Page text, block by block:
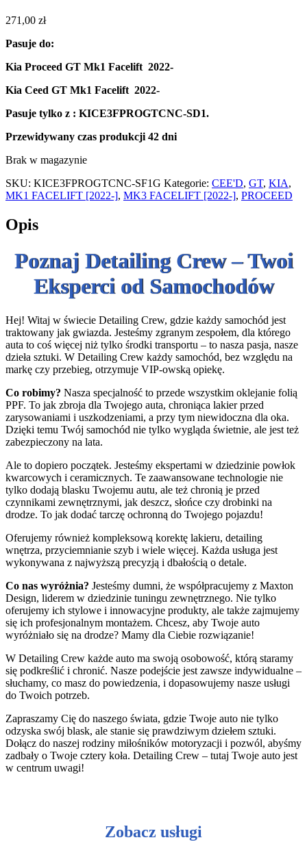
271,00 zł
Pasuje do:
Kia Proceed GT Mk1 Facelift 2022-
Kia Ceed GT Mk1 Facelift 2022-
Pasuje tylko z : KICE3FPROGTCNC-SD1.
Przewidywany czas produkcji 42 dni
Brak w magazynie
SKU: KICE3FPROGTCNC-SF1G Kategorie: CEE'D, GT, KIA,
MK1 FACELIFT [2022-], MK3 FACELIFT [2022-], PROCEED
Opis
Poznaj Detailing Crew – Twoi
Eksperci od Samochodów
Hej! Witaj w świecie Detailing Crew, gdzie każdy samochód jest
traktowany jak gwiazda. Jesteśmy zgranym zespołem, dla którego
auta to coś więcej niż tylko środki transportu – to nasza pasja, nasze
dzieła sztuki. W Detailing Crew każdy samochód, bez względu na
markę czy przebieg, otrzymuje VIP-owską opiekę.
Co robimy? Nasza specjalność to przede wszystkim oklejanie folią
PPF. To jak zbroja dla Twojego auta, chroniąca lakier przed
zarysowaniami i uszkodzeniami, a przy tym niewidoczna dla oka.
Dzięki temu Twój samochód nie tylko wygląda świetnie, ale jest też
zabezpieczony na lata.
Ale to dopiero początek. Jesteśmy ekspertami w dziedzinie powłok
kwarcowych i ceramicznych. Te zaawansowane technologie nie
tylko dodają blasku Twojemu autu, ale też chronią je przed
czynnikami zewnętrznymi, jak deszcz, słońce czy drobinki na
drodze. To jak dodać tarczę ochronną do Twojego pojazdu!
Oferujemy również kompleksową korektę lakieru, detailing
wnętrza, przyciemnianie szyb i wiele więcej. Każda usługa jest
wykonywana z najwyższą precyzją i dbałością o detale.
Co nas wyróżnia? Jesteśmy dumni, że współpracujemy z Maxton
Design, liderem w dziedzinie tuningu zewnętrznego. Nie tylko
oferujemy ich stylowe i innowacyjne produkty, ale także zajmujemy
się ich profesjonalnym montażem. Chcesz, aby Twoje auto
wyróżniało się na drodze? Mamy dla Ciebie rozwiązanie!
W Detailing Crew każde auto ma swoją osobowość, którą staramy
się podkreślić i chronić. Nasze podejście jest zawsze indywidualne –
słuchamy, co masz do powiedzenia, i dopasowujemy nasze usługi
do Twoich potrzeb.
Zapraszamy Cię do naszego świata, gdzie Twoje auto nie tylko
odzyska swój blask, ale stanie się prawdziwym dziełem sztuki.
Dołącz do naszej rodziny miłośników motoryzacji i pozwól, abyśmy
zadbały o Twoje cztery koła. Detailing Crew – tutaj Twoje auto jest
w centrum uwagi!
Zobacz usługi